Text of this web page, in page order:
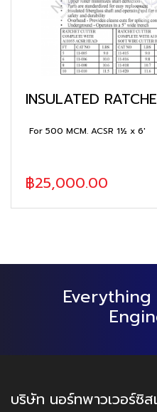
INSULATED
For 500 MCM. ACSR 1½ x 6'
฿25,000.00
บริษัท นอร์ทพาวเวอร์ซิ